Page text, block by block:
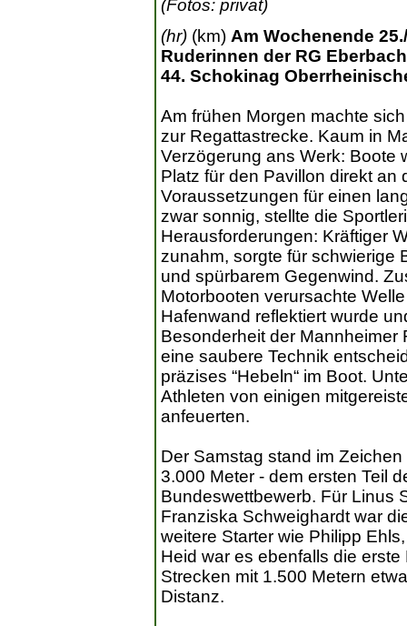
(Fotos: privat)
(hr) (km) Am Wochenende
Ruderinnen der RG
44. Schokinag
Am frühen Morgen machte
zur Regattastrecke. Kaum in
Verzögerung ans Werk: Boote
Platz für den Pavillon direkt an
Voraussetzungen für einen
zwar sonnig, stellte die
Herausforderungen: Kräftiger
zunahm, sorgte für schwierige
und spürbarem Gegenwind.
Motorbooten verursachte
Hafenwand reflektiert wurde
Besonderheit der Mannheimer
eine saubere Technik
präzises “Hebeln“ im Boot.
Athleten von einigen
anfeuerten.
Der Samstag stand im
3.000 Meter - dem ersten Teil
Bundeswettbewerb. Für Linus
Franziska Schweighardt war
weitere Starter wie Philipp
Heid war es ebenfalls die
Strecken mit 1.500 Metern
Distanz.